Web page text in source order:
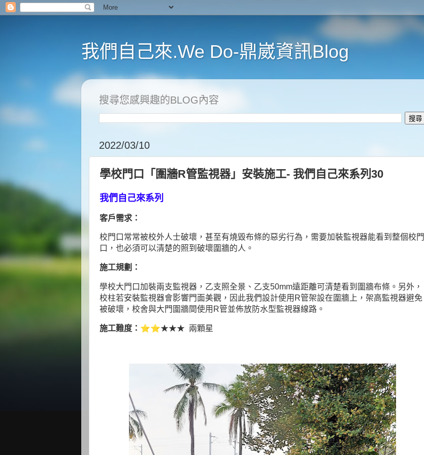
我們自己來.We Do-鼎崴資訊Blog
搜尋您感興趣的BLOG內容
2022/03/10
學校門口「圍牆R管監視器」安裝施工- 我們自己來系列30
我們自己來系列
客戶需求：
校門口常常被校外人士破壞，甚至有燒毀布條的惡劣行為，需要加裝監視器能看到整個校門
口，也必須可以清楚的照到破壞圍牆的人。
施工規劃：
學校大門口加裝兩支監視器，乙支照全景、乙支50mm遠距離可清楚看到圍牆布條。另外，
校柱若安裝監視器會影響門面美觀，因此我們設計使用R管架設在圍牆上，架高監視器避免
被破壞，校舍與大門圍牆間使用R管並佈放防水型監視器線路。
施工難度： ⭐⭐★★★ 兩顆星